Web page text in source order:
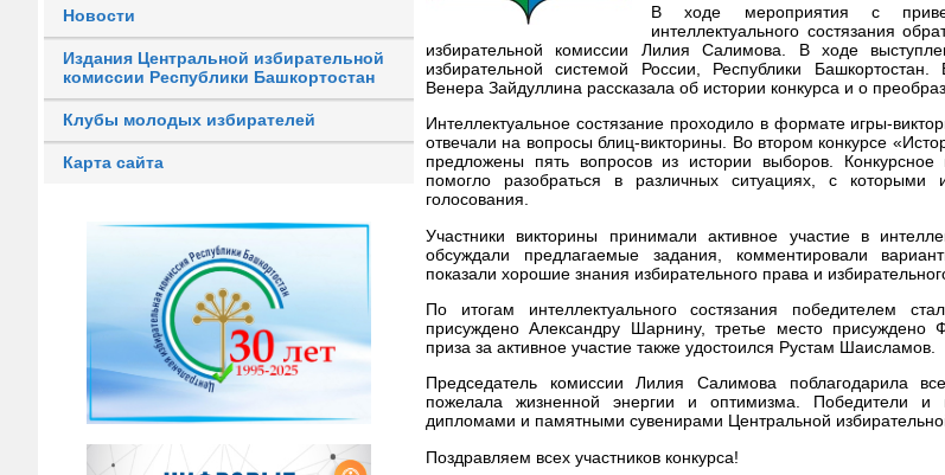
Новости
Издания Центральной избирательной
комиссии Республики Башкортостан
Клубы молодых избирателей
Карта сайта
В ходе мероприятия с
интеллектуального состязания
избирательной комиссии Лилия Салимова. В ходе
избирательной системой России, Республики
Венера Зайдуллина рассказала об истории конкурса и о
Интеллектуальное состязание проходило в формате игры-
отвечали на вопросы блиц-викторины. Во втором конкурсе
предложены пять вопросов из истории выборов. Конкурсное
помогло разобраться в различных ситуациях, с которыми
голосования.
Участники викторины принимали активное участие в
обсуждали предлагаемые задания, комментировали
показали хорошие знания избирательного права и
По итогам интеллектуального состязания победителем
присуждено Александру Шарнину, третье место присуждено
приза за активное участие также удостоился Рустам Шаисламов.
Председатель комиссии Лилия Салимова поблагодарила
пожелала жизненной энергии и оптимизма. Победители и
дипломами и памятными сувенирами Центральной
Поздравляем всех участников конкурса!